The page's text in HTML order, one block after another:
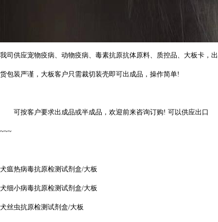
我司供应宠物疫病、动物疫病、毒素抗原抗体原料、质控品、大板卡，出
货包装严谨，大板客户只需裁切装壳即可出成品，操作简单!
可按客户要求出成品或半成品，欢迎前来咨询订购! 可以供应出口
~~~
犬瘟热病毒抗原检测试剂盒/大板
犬细小病毒抗原检测试剂盒/大板
犬丝虫抗原检测试剂盒/大板